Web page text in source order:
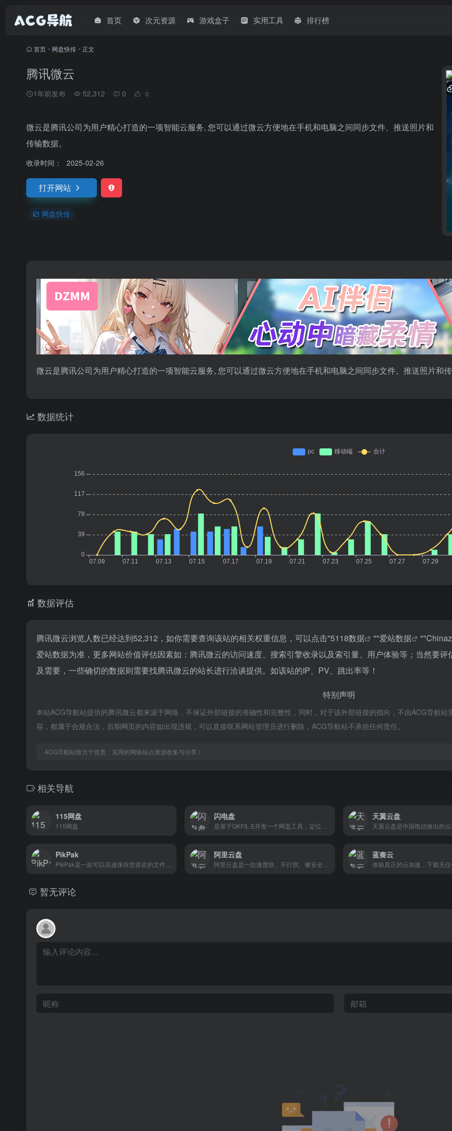
首页 次元资源 游戏盒子 实用工具 排行榜
首页 • 网盘快传 • 正文
腾讯微云
1年前发布 52,312 0 0
微云是腾讯公司为用户精心打造的一项智能云服务, 您可以通过微云方便地在手机和电脑之间同步文件、推送照片和
传输数据。
收录时间： 2025-02-26
打开网站
网盘快传
微云是腾讯公司为用户精心打造的一项智能云服务, 您可以通过微云方便地在手机和电脑之间同步文件、推送照片和
数据统计
数据评估
腾讯微云浏览人数已经达到52,312，如你需要查询该站的相关权重信息，可以点击"5118数据 ""爱站数据 ""
爱站数据为准，更多网站价值评估因素如：腾讯微云的访问速度、搜索引擎收录以及索引量、用户体验等；当然要
及需要，一些确切的数据则需要找腾讯微云的站长进行洽谈提供。如该站的IP、PV、跳出率等！
特别声明
本站ACG导航站提供的腾讯微云都来源于网络，不保证外部链接的准确性和完整性，同时，对于该外部链接的指向，不由ACG导航
容，都属于合规合法，后期网页的内容如出现违规，可以直接联系网站管理员进行删除，ACG导航站不承担任何责任。
ACG导航站致力于优质、实用的网络站点资源收集与分享！
相关导航
115网盘
115网盘
闪电盘 天翼云盘
PikPak 阿里云盘 蓝奏云
暂无评论